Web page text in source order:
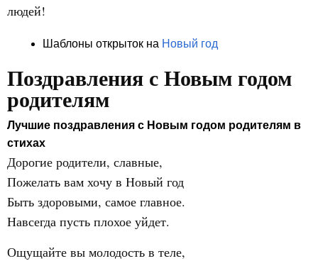
людей!
Шаблоны открыток на Новый год
Поздравления с Новым годом
родителям
Лучшие поздравления с Новым годом родителям в
стихах
Дорогие родители, славные,
Пожелать вам хочу в Новый год
Быть здоровыми, самое главное.
Навсегда пусть плохое уйдет.
Ощущайте вы молодость в теле,